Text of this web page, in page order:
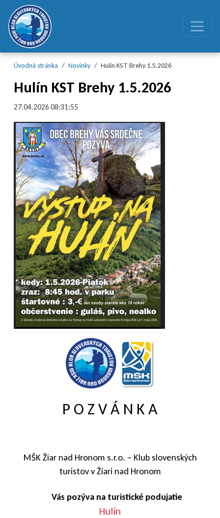
Preskočiť na obsah
Preskočiť na hlavné menu
Úvodná stránka Novinky Hulín KST Brehy 1.5.2026
Hulín KST Brehy 1.5.2026
27.04.2026 08:31:55
P O Z V Á N K A
MŠK Žiar nad Hronom s.r.o. – Klub slovenských
turistov v Žiari nad Hronom
Vás pozýva na turistické podujatie
Hulín